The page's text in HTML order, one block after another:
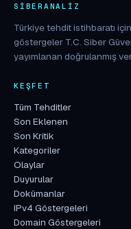
SIBERANALIZ
Türkiye tehdit istihbaratı
göstergeler T.C. Siber
yayımlanan doğrulanmış
KEŞFET
Tüm Tehditler
Son Eklenen
Son Kritik
Kategoriler
Olaylar
Duyurular
Dokümanlar
IPv4 Göstergeleri
Domain Göstergeleri